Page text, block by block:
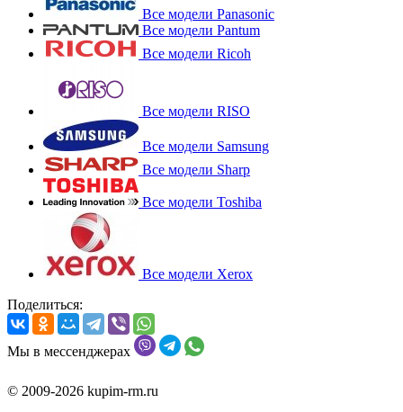
Все модели Panasonic
Все модели Pantum
Все модели Ricoh
Все модели RISO
Все модели Samsung
Все модели Sharp
Все модели Toshiba
Все модели Xerox
Поделиться:
Мы в мессенджерах
© 2009-2026 kupim-rm.ru